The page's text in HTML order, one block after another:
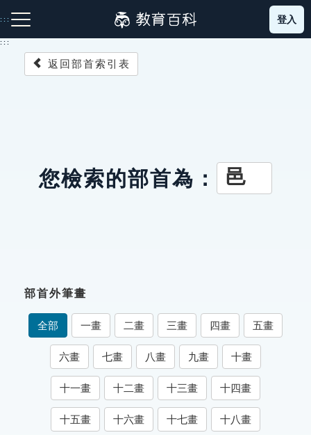
到
主
:::
成語故事
索引選單
知識索引
單字索引
生命大百科索引
登入
:::
返回部首索引表
您檢索的部首為： 邑
部首外筆畫
全部 一畫 二畫 三畫 四畫 五畫
六畫 七畫 八畫 九畫 十畫
十一畫 十二畫 十三畫 十四畫
十五畫 十六畫 十七畫 十八畫